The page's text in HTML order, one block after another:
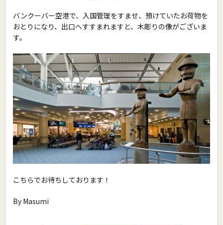
バンクーバー空港で、入国管理をすませ、預けていたお荷物を
おとりになり、出口へすすまれますと、木彫りの像がございま
す。
こちらでお待ちしております！
By Masumi